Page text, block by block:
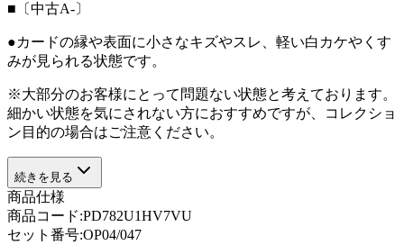
■〔中古A-〕
●カードの縁や表面に小さなキズやスレ、軽い白カケやくす
みが見られる状態です。
※大部分のお客様にとって問題ない状態と考えております。
細かい状態を気にされない方におすすめですが、コレクショ
ン目的の場合はご注意ください。
続きを見る
商品仕様
商品コード:PD782U1HV7VU
セット番号:OP04/047